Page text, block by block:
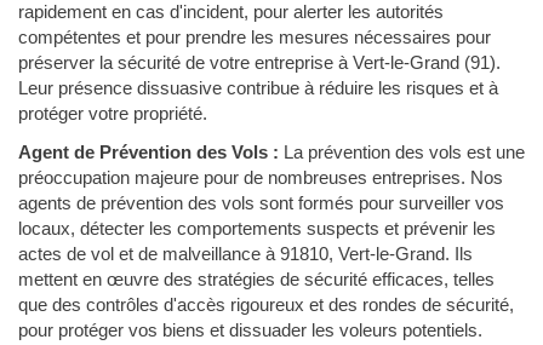
rapidement en cas d'incident, pour alerter les autorités
compétentes et pour prendre les mesures nécessaires pour
préserver la sécurité de votre entreprise à Vert-le-Grand (91).
Leur présence dissuasive contribue à réduire les risques et à
protéger votre propriété.
Agent de Prévention des Vols : La prévention des vols est une
préoccupation majeure pour de nombreuses entreprises. Nos
agents de prévention des vols sont formés pour surveiller vos
locaux, détecter les comportements suspects et prévenir les
actes de vol et de malveillance à 91810, Vert-le-Grand. Ils
mettent en œuvre des stratégies de sécurité efficaces, telles
que des contrôles d'accès rigoureux et des rondes de sécurité,
pour protéger vos biens et dissuader les voleurs potentiels.